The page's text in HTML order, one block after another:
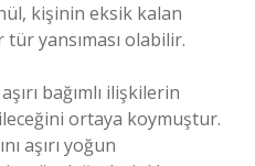
kişinin eksik kalan
yansıması olabilir.
bağımlı ilişkilerin
ortaya koymuştur.
aşırı yoğun